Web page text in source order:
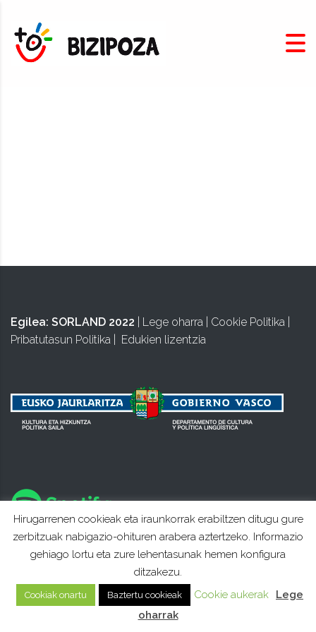
Egilea: SORLAND 2022 Lege oharra Cookie Politika
Pribatutasun Politika
Edukien lizentzia
Hirugarrenen cookieak eta iraunkorrak erabiltzen ditugu gure
zerbitzuak nabigazio-ohituren arabera aztertzeko. Informazio
gehiago lortu eta zure lehentasunak hemen konfigura
ditzakezu.
Cookiak onartu Baztertu cookieak Cookie aukerak
Lege
oharrak